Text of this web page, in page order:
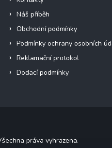
Náš příběh
Obchodní podmínky
Podmínky ochrany osobních
Reklamační protokol
Dodací podmínky
práva vyhrazena.